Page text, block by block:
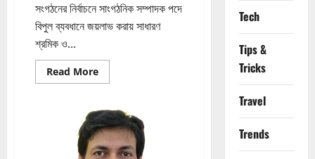
সংগঠনের নির্বাচনে সাংগঠনিক সম্পাদক পদে
বিপুল ব্যবধানে জয়লাভ করায় সাধারণ
শ্রমিক ও...
Read MoreRead
more
ভালোবাসায়
সিক্ত
রাজ্জাক
মিয়া:
শ্রমিকদের
Tech
Tips &
Tricks
Travel
Trends